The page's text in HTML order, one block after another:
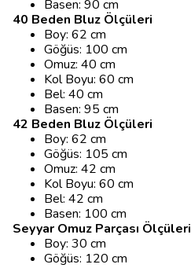
Basen: 90 cm
40 Beden Bluz Ölçüleri
Boy: 62 cm
Göğüs: 100 cm
Omuz: 40 cm
Kol Boyu: 60 cm
Bel: 40 cm
Basen: 95 cm
42 Beden Bluz Ölçüleri
Boy: 62 cm
Göğüs: 105 cm
Omuz: 42 cm
Kol Boyu: 60 cm
Bel: 42 cm
Basen: 100 cm
Seyyar Omuz Parçası Ölçüleri
Boy: 30 cm
Göğüs: 120 cm